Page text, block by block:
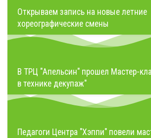
Открываем запись на новые летние
хореографические смены
В ТРЦ "Апельсин" прошел Мастер-
в технике декупаж"
Педагоги Центра "Хэппи" повели